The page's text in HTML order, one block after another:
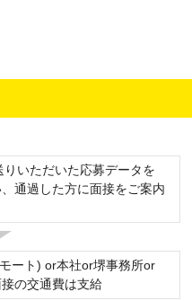
りいただいた応募データを
通過した方に面接をご案内
ート) or本社or堺事務所or
の交通費は支給